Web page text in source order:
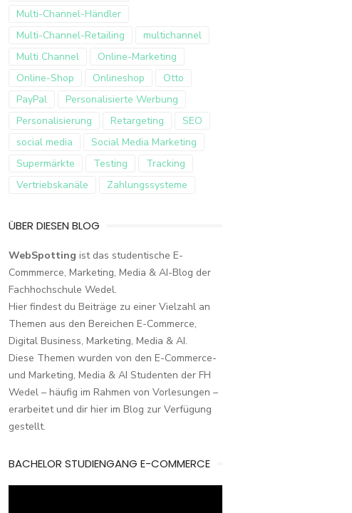
Multi-Channel-Händler
Multi-Channel-Retailing
multichannel
Multi Channel
Online-Marketing
Online-Shop
Onlineshop
Otto
PayPal
Personalisierte Werbung
Personalisierung
Retargeting
SEO
social media
Social Media Marketing
Supermärkte
Testing
Tracking
Vertriebskanäle
Zahlungssysteme
ÜBER DIESEN BLOG
WebSpotting ist das studentische E-
Commmerce, Marketing, Media & AI-Blog der
Fachhochschule Wedel.
Hier findest du Beiträge zu einer Vielzahl an
Themen aus den Bereichen E-Commerce,
Digital Business, Marketing, Media & AI.
Diese Themen wurden von den E-Commerce-
und Marketing, Media & AI Studenten der FH
Wedel – häufig im Rahmen von Vorlesungen –
erarbeitet und dir hier im Blog zur Verfügung
gestellt.
BACHELOR STUDIENGANG E-COMMERCE